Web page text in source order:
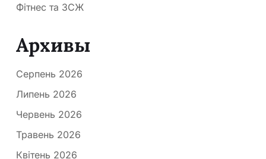
Фітнес та ЗСЖ
Архивы
Серпень 2026
Липень 2026
Червень 2026
Травень 2026
Квітень 2026